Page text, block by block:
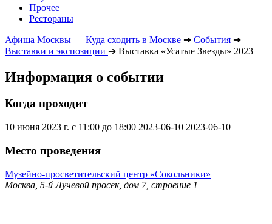
Прочее
Рестораны
Афиша Москвы — Куда сходить в Москве ➔ События ➔
Выставки и экспозиции ➔ Выставка «Усатые Звезды» 2023
Информация о событии
Когда проходит
10 июня 2023 г. с 11:00 до 18:00 2023-06-10 2023-06-10
Место проведения
Музейно-просветительский центр «Сокольники»
Москва, 5-й Лучевой просек, дом 7, строение 1